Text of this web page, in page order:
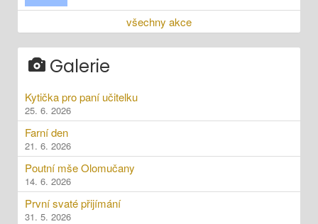
všechny akce
Galerie
Kytička pro paní učitelku
25. 6. 2026
Farní den
21. 6. 2026
Poutní mše Olomučany
14. 6. 2026
První svaté přijímání
31. 5. 2026